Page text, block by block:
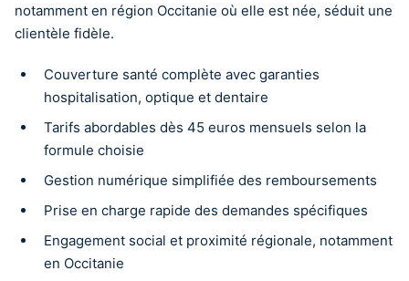
notamment en région Occitanie où elle est née, séduit une
clientèle fidèle.
Couverture santé complète avec garanties
hospitalisation, optique et dentaire
Tarifs abordables dès 45 euros mensuels selon la
formule choisie
Gestion numérique simplifiée des remboursements
Prise en charge rapide des demandes spécifiques
Engagement social et proximité régionale, notamment
en Occitanie